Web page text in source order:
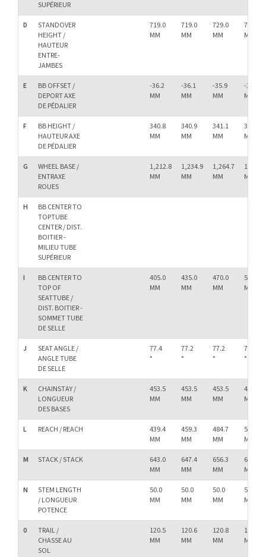
SUPÉRIEUR
D
STANDOVER
HEIGHT /
HAUTEUR
ENTRE-
JAMBES
719.0
MM
719.0
MM
729.0
MM
732.0
MM
E
BB OFFSET /
DEPORT AXE
DE PÉDALIER
-36.2
MM
-36.1
MM
-35.9
MM
-35.8
MM
F
BB HEIGHT /
HAUTEUR AXE
DE PÉDALIER
340.8
MM
340.9
MM
341.1
MM
341.2
MM
G
WHEEL BASE /
ENTRAXE
ROUES
1,212.8
MM
1,234.9
MM
1,264.7
MM
1,298.4
MM
H
BB CENTER TO
TOPTUBE
CENTER / DIST.
BOITIER -
MILIEU TUBE
SUPÉRIEUR
I
BB CENTER TO
TOP OF
SEATTUBE /
DIST. BOITIER -
SOMMET TUBE
DE SELLE
405.0
MM
435.0
MM
470.0
MM
500.0
MM
J
SEAT ANGLE /
ANGLE TUBE
DE SELLE
77.4
°
77.2
°
77.2
°
77.2
°
K
CHAINSTAY /
LONGUEUR
DES BASES
453.5
MM
453.5
MM
453.5
MM
453.5
MM
L REACH / REACH
439.4
MM
459.3
MM
484.7
MM
514.2
MM
M
STACK / STACK
643.0
MM
647.4
MM
656.3
MM
665.1
MM
N
STEM LENGTH
/ LONGUEUR
POTENCE
50.0
MM
50.0
MM
50.0
MM
50.0
MM
0
TRAIL /
CHASSE AU
SOL
120.5
MM
120.6
MM
120.8
MM
120.9
MM